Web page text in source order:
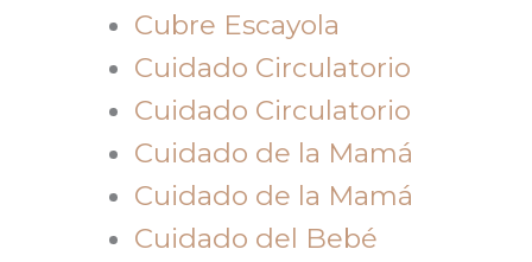
Cubre Escayola
Cuidado Circulatorio
Cuidado Circulatorio
Cuidado de la Mamá
Cuidado de la Mamá
Cuidado del Bebé